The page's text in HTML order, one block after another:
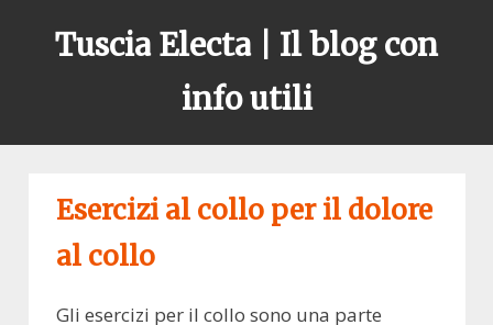
Tuscia Electa | Il blog con
info utili
Esercizi al collo per il dolore
al collo
Gli esercizi per il collo sono una parte